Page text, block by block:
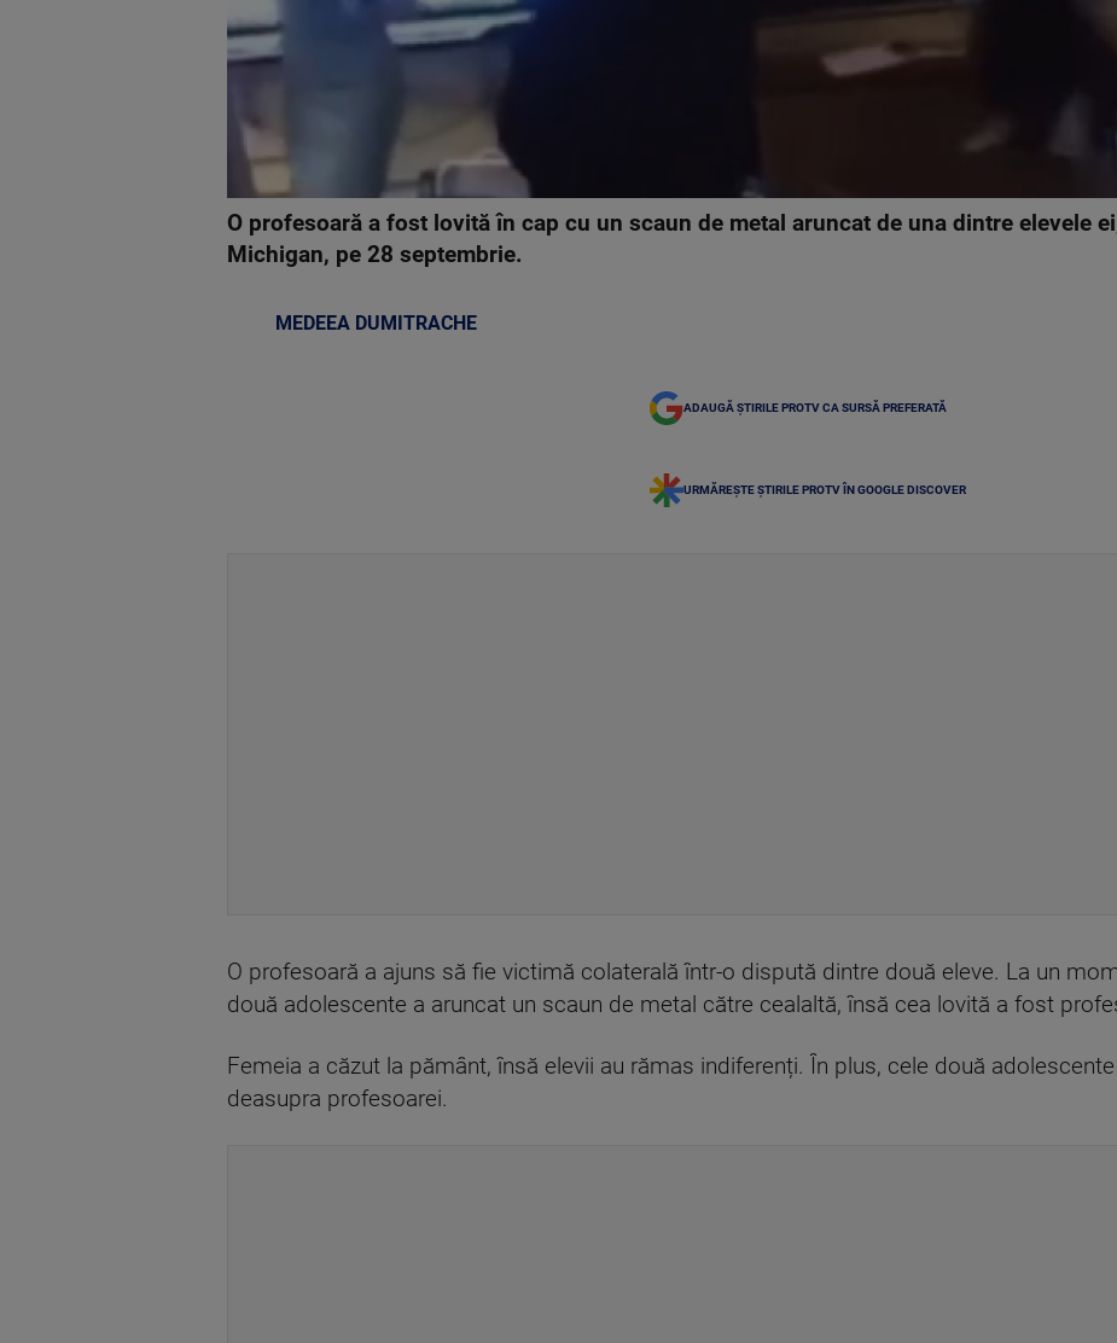
O profesoară a fost lovită în cap cu un scaun de metal aruncat de una dintre elevele
Michigan, pe 28 septembrie.
MEDEEA DUMITRACHE
ADAUGĂ ȘTIRILE PROTV CA SURSĂ PREFERATĂ
URMĂREȘTE ȘTIRILE PROTV ÎN GOOGLE DISCOVER
O profesoară a ajuns să fie victimă colaterală într-o dispută dintre două eleve. La un
două adolescente a aruncat un scaun de metal către cealaltă, însă cea lovită a fost
Femeia a căzut la pământ, însă elevii au rămas indiferenți. În plus, cele două
deasupra profesoarei.